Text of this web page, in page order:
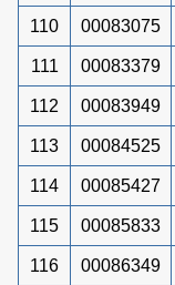
110 00083075
111 00083379
112 00083949
113 00084525
114 00085427
115 00085833
116 00086349